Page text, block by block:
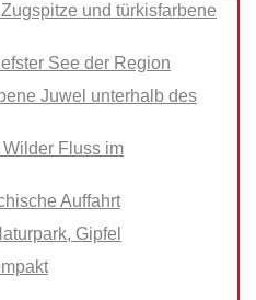
und türkisfarbene
See der Region
Juwel unterhalb des
Fluss im
Auffahrt
Gipfel